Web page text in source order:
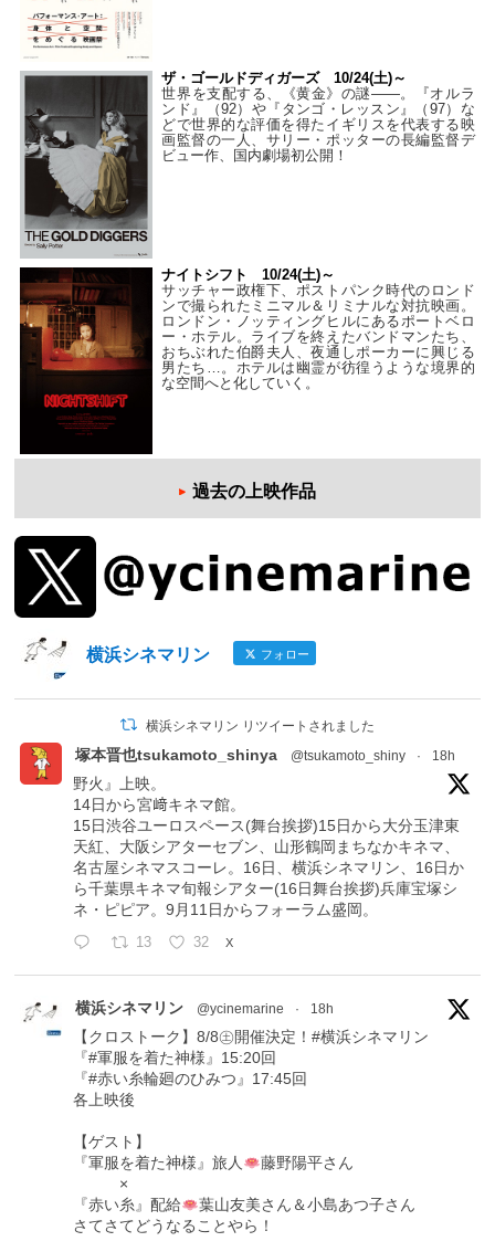
ザ・ゴールドディガーズ 10/24(土)～
世界を支配する、《黄金》の謎――。『オルラ
ンド』（92）や『タンゴ・レッスン』（97）な
どで世界的な評価を得たイギリスを代表する映
画監督の一人、サリー・ポッターの長編監督デ
ビュー作、国内劇場初公開！
ナイトシフト 10/24(土)～
サッチャー政権下、ポストパンク時代のロンド
ンで撮られたミニマル＆リミナルな対抗映画。
ロンドン・ノッティングヒルにあるポートベロ
ー・ホテル。ライブを終えたバンドマンたち、
おちぶれた伯爵夫人、夜通しポーカーに興じる
男たち…。ホテルは幽霊が彷徨うような境界的
な空間へと化していく。
過去の上映作品
横浜シネマリン フォロー
横浜シネマリン リツイートされました
塚本晋也tsukamoto_shinya @tsukamoto_shiny · 18h
野火』上映。
14日から宮﨑キネマ館。
15日渋谷ユーロスペース(舞台挨拶)15日から大分玉津東
天紅、大阪シアターセブン、山形鶴岡まちなかキネマ、
名古屋シネマスコーレ。16日、横浜シネマリン、16日か
ら千葉県キネマ旬報シアター(16日舞台挨拶)兵庫宝塚シ
ネ・ピピア。9月11日からフォーラム盛岡。
13 32 X
横浜シネマリン @ycinemarine · 18h
【クロストーク】8/8㊏開催決定！#横浜シネマリン
『#軍服を着た神様』15:20回
『#赤い糸輪廻のひみつ』17:45回
各上映後
【ゲスト】
『軍服を着た神様』旅人
藤野陽平さん
×
『赤い糸』配給
葉山友美さん＆小島あつ子さん
さてさてどうなることやら！